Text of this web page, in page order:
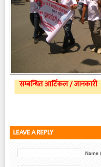
सम्बन्धित आर्टिकल / जानकारी
LEAVE A REPLY
Name